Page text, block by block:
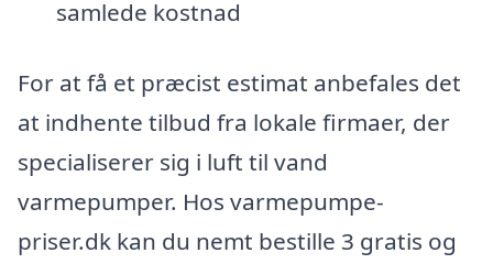
samlede kostnad
For at få et præcist estimat anbefales det
at indhente tilbud fra lokale firmaer, der
specialiserer sig i luft til vand
varmepumper. Hos varmepumpe-
priser.dk kan du nemt bestille 3 gratis og